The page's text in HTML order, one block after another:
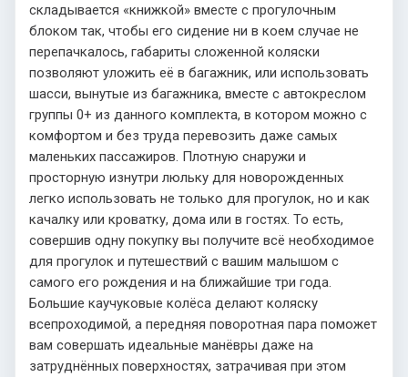
складывается «книжкой» вместе с прогулочным
блоком так, чтобы его сидение ни в коем случае не
перепачкалось, габариты сложенной коляски
позволяют уложить её в багажник, или использовать
шасси, вынутые из багажника, вместе с автокреслом
группы 0+ из данного комплекта, в котором можно с
комфортом и без труда перевозить даже самых
маленьких пассажиров. Плотную снаружи и
просторную изнутри люльку для новорожденных
легко использовать не только для прогулок, но и как
качалку или кроватку, дома или в гостях. То есть,
совершив одну покупку вы получите всё необходимое
для прогулок и путешествий с вашим малышом с
самого его рождения и на ближайшие три года.
Большие каучуковые колёса делают коляску
всепроходимой, а передняя поворотная пара поможет
вам совершать идеальные манёвры даже на
затруднённых поверхностях, затрачивая при этом